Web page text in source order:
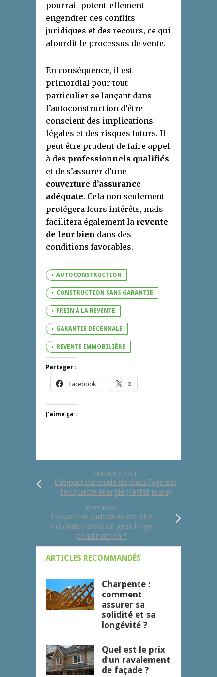
pourrait potentiellement
engendrer des conflits
juridiques et des recours, ce qui
alourdit le processus de vente.
En conséquence, il est
primordial pour tout
particulier se lançant dans
l’autoconstruction d’être
conscient des implications
légales et des risques futurs. Il
peut être prudent de faire appel
à des professionnels qualifiés
et de s’assurer d’une
couverture d’assurance
adéquate. Cela non seulement
protégera leurs intérêts, mais
facilitera également la revente
de leur bien dans des
conditions favorables.
AUTOCONSTRUCTION
CONSTRUCTION SANS GARANTIE
FREIN À LA REVENTE
GARANTIE DÉCENNALE
REVENTE IMMOBILIÈRE
Partager :
Facebook X
J’aime ça :
PREVIOUS POST
L’impact du mode de chauffage sur
l’étiquette énergie (l’effet joule)
NEXT POST
L’expertise judiciaire est-elle
inévitable dans un gros litige
construction ?
ARTICLES RECOMMANDÉS
Charpente :
comment
assurer sa
solidité et sa
longévité ?
Quel est le prix
d’un ravalement
de façade ?